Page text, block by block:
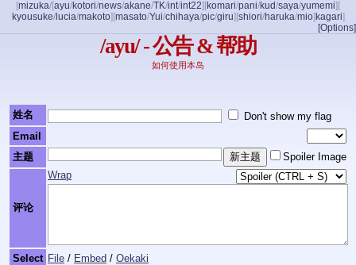
[mizuka/[ayu/kotori/news/akane/TK/int/int22] [komari/pani/kud/saya/yumemi] [
kyousuke/lucia/makoto] [masato/Yui/chihaya/pic/giru] [shiori/haruka/mio] kagari]
[Options]
/ayu/ - 公告 & 帮助
如何使用本岛
姓名
Don't show my flag
Email
主题
Spoiler Image
评论
Wrap
Select File / Embed / Oekaki